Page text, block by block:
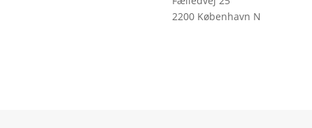
2200 København N